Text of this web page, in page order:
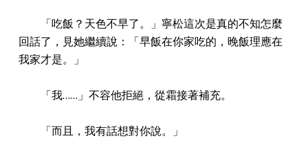
「吃飯？天色不早了。」寧松這次是真的不知怎麼
回話了，見她繼續說：「早飯在你家吃的，晚飯理應在
我家才是。」
「我……」不容他拒絕，從霜接著補充。
「而且，我有話想對你說。」